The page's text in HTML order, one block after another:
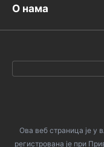
О нама
Ова веб страница је у
регистрована је при